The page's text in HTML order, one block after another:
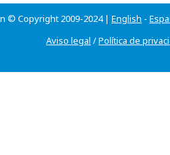
© Copyright 2009-2024 | English -
Aviso legal /Política de